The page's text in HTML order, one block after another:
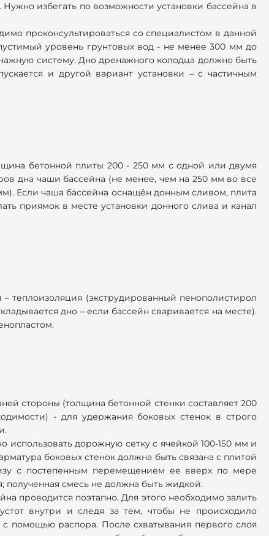
избегать по возможности установки бассейна в
проконсультироваться со специалистом в данной
уровень грунтовых вод - не менее 300 мм до
систему. Дно дренажного колодца должно быть
и другой вариант установки – с частичным
бетонной плиты 200 - 250 мм с одной или двумя
дна чаши бассейна (не менее, чем на 250 мм во все
Если чаша бассейна оснащён донным сливом, плита
приямок в месте установки донного слива и канал
теплоизоляция (экструдированный пенополистирол
дно – если бассейн сваривается на месте).
стороны (толщина бетонной стенки составляет 200
- для удержания боковых стенок в строго
дорожную сетку с ячейкой 100-150 мм и
боковых стенок должна быть связана с плитой
с постепенным перемещением ее вверх по мере
полученная смесь не должна быть жидкой.
проводится поэтапно. Для этого необходимо залить
внутри и следя за тем, чтобы не происходило
помощью распора. После схватывания первого слоя